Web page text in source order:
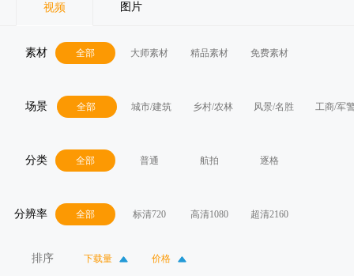
视频 图片
素材 全部 大师素材 精品素材 免费素材
场景 全部 城市/建筑 乡村/农林 风景/名胜 工商/军
分类 全部 普通 航拍 逐格
分辨率 全部 标清720 高清1080 超清2160
排序 下载量 价格